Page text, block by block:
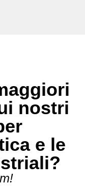
nostri
e le